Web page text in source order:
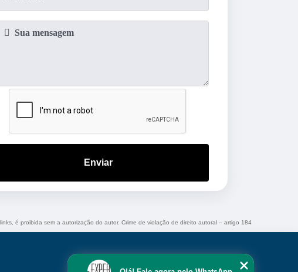
Enviar
é proibida sem a autorização do autor. Crime de violação de direito autoral – artigo 184